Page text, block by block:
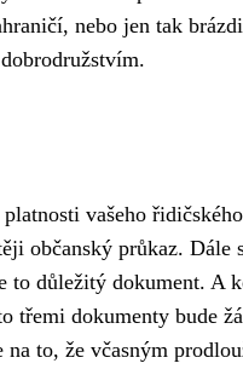
nebo jen tak
vašeho
občanský průkaz.
to důležitý dokument. A
třemi dokumenty bude
to, že včasným